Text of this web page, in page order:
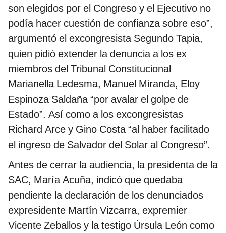
son elegidos por el Congreso y el Ejecutivo no
podía hacer cuestión de confianza sobre eso”,
argumentó el excongresista Segundo Tapia,
quien pidió extender la denuncia a los ex
miembros del Tribunal Constitucional
Marianella Ledesma, Manuel Miranda, Eloy
Espinoza Saldaña “por avalar el golpe de
Estado”. Así como a los excongresistas
Richard Arce y Gino Costa “al haber facilitado
el ingreso de Salvador del Solar al Congreso”.
Antes de cerrar la audiencia, la presidenta de la
SAC, María Acuña, indicó que quedaba
pendiente la declaración de los denunciados
expresidente Martín Vizcarra, expremier
Vicente Zeballos y la testigo Úrsula León como